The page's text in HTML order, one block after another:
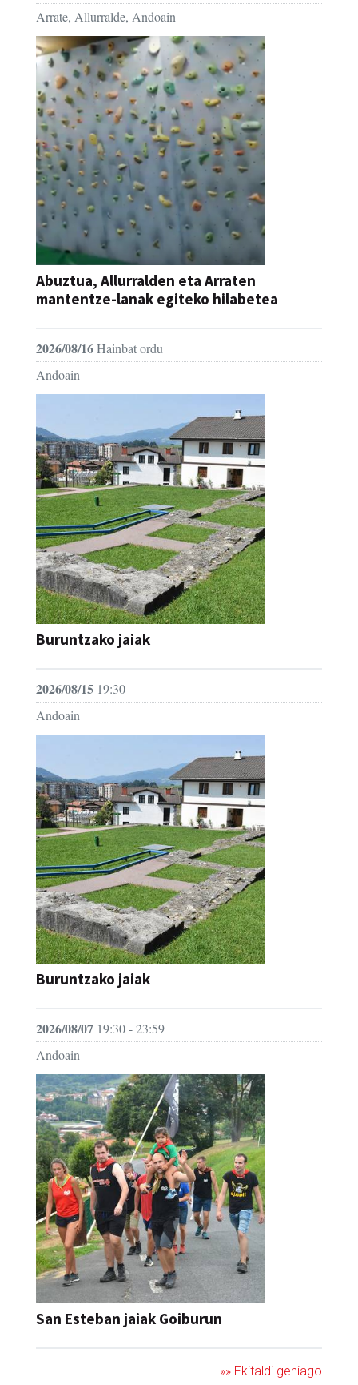
Arrate, Allurralde, Andoain
Abuztua, Allurralden eta Arraten
mantentze-lanak egiteko hilabetea
2026/08/16Hainbat ordu
Andoain
Buruntzako jaiak
2026/08/15 19:30
Andoain
Buruntzako jaiak
2026/08/07 19:30 - 23:59
Andoain
San Esteban jaiak Goiburun
»» Ekitaldi gehiago